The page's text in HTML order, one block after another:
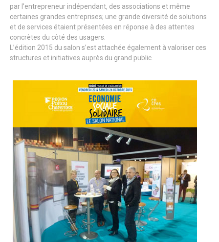
par l’entrepreneur indépendant, des associations et même
certaines grandes entreprises; une grande diversité de solutions
et de services étaient présentées en réponse à des attentes
concrètes du côté des usagers.
L’édition 2015 du salon s’est attachée également à valoriser ces
structures et initiatives auprès du grand public.